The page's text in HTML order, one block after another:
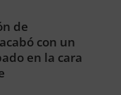
de
con un
en la cara